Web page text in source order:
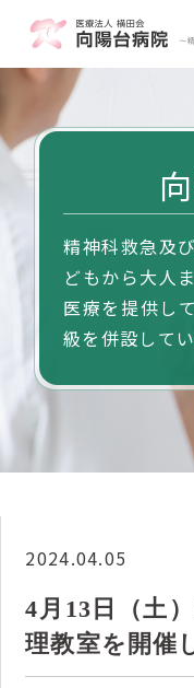
精神科救急及
どもから大人
医療を提供し
級を併設してい
2024.04.05
4月13日（土
理教室を開催